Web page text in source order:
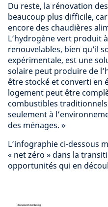
Du reste, la rénovation
beaucoup plus difficile,
encore des chaudières
L’hydrogène vert produit
renouvelables, bien qu’il
expérimentale, est une
solaire peut produire de
être stocké et converti en
logement peut être
combustibles
seulement à
des ménages. »
L’infographie ci-dessous
« net zéro » dans la
opportunités qui en